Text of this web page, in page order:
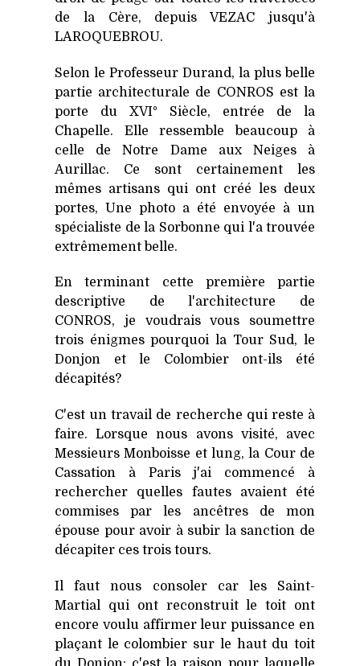
de la Cère, depuis VEZAC jusqu'à
LAROQUEBROU.
Selon le Professeur Durand, la plus belle
partie architecturale de CONROS est la
porte du XVI° Siècle, entrée de la
Chapelle. Elle ressemble beaucoup à
celle de Notre Dame aux Neiges à
Aurillac. Ce sont certainement les
mêmes artisans qui ont créé les deux
portes, Une photo a été envoyée à un
spécialiste de la Sorbonne qui l'a trouvée
extrêmement belle.
En terminant cette première partie
descriptive de l'architecture de
CONROS, je voudrais vous soumettre
trois énigmes pourquoi la Tour Sud, le
Donjon et le Colombier ont-ils été
décapités?
C'est un travail de recherche qui reste à
faire. Lorsque nous avons visité, avec
Messieurs Monboisse et lung, la Cour de
Cassation à Paris j'ai commencé à
rechercher quelles fautes avaient été
commises par les ancêtres de mon
épouse pour avoir à subir la sanction de
décapiter ces trois tours.
Il faut nous consoler car les Saint-
Martial qui ont reconstruit le toit ont
encore voulu affirmer leur puissance en
plaçant le colombier sur le haut du toit